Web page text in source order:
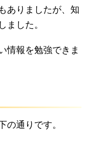
ありましたが、知
ました。
情報を勉強できま
の通りです。